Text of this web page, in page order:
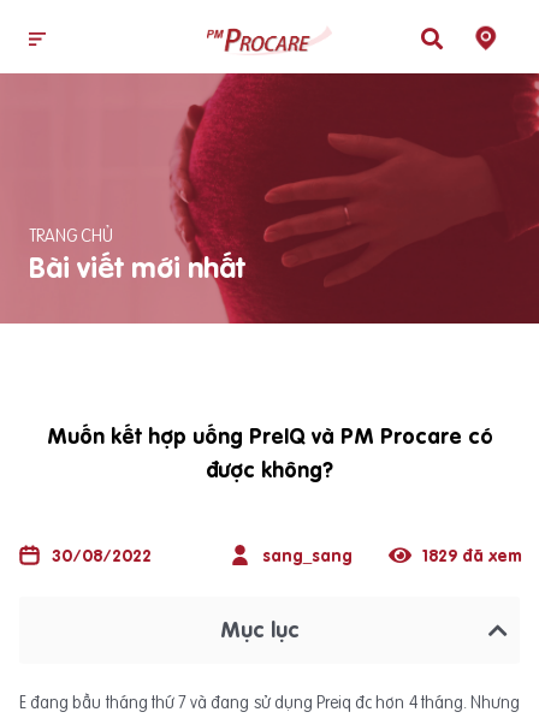
TRANG CHỦ
Bài viết mới nhất
Muốn kết hợp uống PreIQ và PM Procare có
được không?
30/08/2022 sang_sang 1829 đã xem
Mục lục
E đang bầu tháng thứ 7 và đang sử dụng Preiq đc hơn 4 tháng. Nhưng